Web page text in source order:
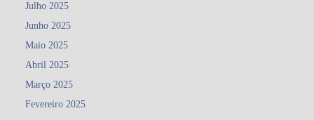
Julho 2025
Junho 2025
Maio 2025
Abril 2025
Março 2025
Fevereiro 2025